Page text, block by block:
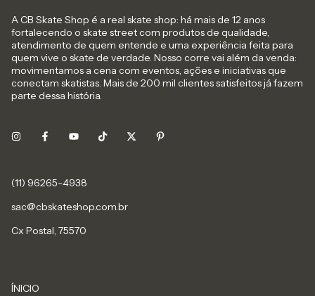
A CB Skate Shop é a real skate shop: há mais de 12 anos
fortalecendo o skate street com produtos de qualidade,
atendimento de quem entende e uma experiência feita para
quem vive o skate de verdade. Nosso corre vai além da venda:
movimentamos a cena com eventos, ações e iniciativas que
conectam skatistas. Mais de 200 mil clientes satisfeitos já fazem
parte dessa história.
sac@cbskateshop.com.br
Cx Postal, 75570
ÍNICIO